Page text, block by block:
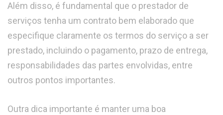
Além disso, é fundamental que o prestador de
serviços tenha um contrato bem elaborado que
especifique claramente os termos do serviço a ser
prestado, incluindo o pagamento, prazo de entrega,
responsabilidades das partes envolvidas, entre
outros pontos importantes.
Outra dica importante é manter uma boa